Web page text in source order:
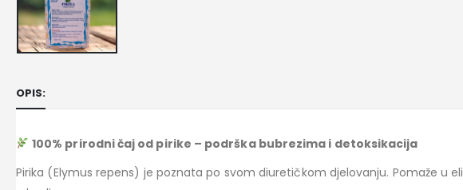
OPIS:
100% prirodni čaj od pirike – podrška bubrezima i detoksikacija
Pirika (Elymus repens) je poznata po svom diuretičkom djelovanju. Pomaže